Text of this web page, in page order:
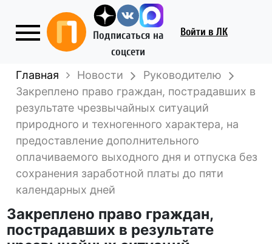
Подписаться на
соцсети
Войти в ЛК
Главная Новости
Руководителю
Закреплено право граждан, пострадавших в
результате чрезвычайных ситуаций
природного и техногенного характера, на
предоставление дополнительного
оплачиваемого выходного дня и отпуска без
сохранения заработной платы до пяти
календарных дней
Закреплено право граждан,
пострадавших в результате